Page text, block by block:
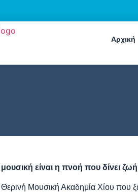
Αρχική
είναι η πνοή που δίνει
Μουσική Ακαδημία Χίου που